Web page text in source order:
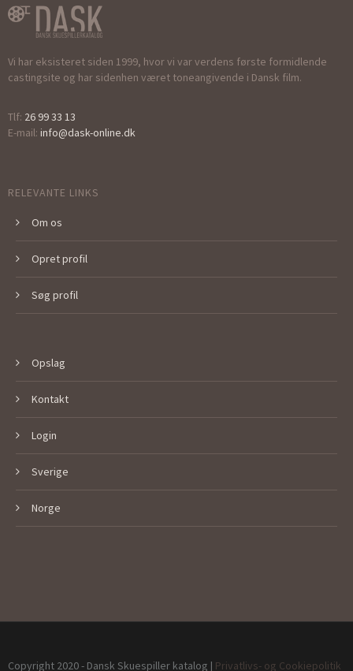
Vi har eksisteret siden 1999, hvor vi var verdens første formidlende
castingsite og har sidenhen været toneangivende i Dansk film.
Tlf: 26 99 33 13
E-mail: info@dask-online.dk
RELEVANTE LINKS
Om os
Opret profil
Søg profil
Opslag
Kontakt
Login
Sverige
Norge
Copyright 2020 - Dansk Skuespiller katalog | Privatlivs- og Cookiepolitik